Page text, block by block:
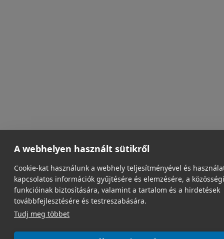
A webhelyen használt sütikről
Cookie-kat használunk a webhely teljesítményével és
kapcsolatos információk gyűjtésére és elemzésére, a
funkcióinak biztosítására, valamint a tartalom és a hirdetések
továbbfejlesztésére és testreszabására.
Tudj meg többet